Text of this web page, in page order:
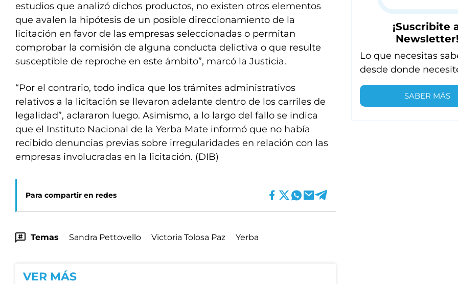
estudios que analizó dichos productos, no existen otros elementos
que avalen la hipótesis de un posible direccionamiento de la
licitación en favor de las empresas seleccionadas o permitan
comprobar la comisión de alguna conducta delictiva o que resulte
susceptible de reproche en este ámbito”, marcó la Justicia.
“Por el contrario, todo indica que los trámites administrativos
relativos a la licitación se llevaron adelante dentro de los carriles de
legalidad”, aclararon luego. Asimismo, a lo largo del fallo se indica
que el Instituto Nacional de la Yerba Mate informó que no había
recibido denuncias previas sobre irregularidades en relación con las
empresas involucradas en la licitación. (DIB)
Para compartir en redes
Temas Sandra Pettovello Victoria Tolosa Paz Yerba
VER MÁS
¡Suscribite
Newsletter!
Lo que necesitas
desde donde
SABER MÁS